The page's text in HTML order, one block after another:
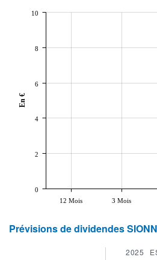
12 Mois 3 Mois
0
2
4
6
8
10
En €
Prévisions de dividendes
2025